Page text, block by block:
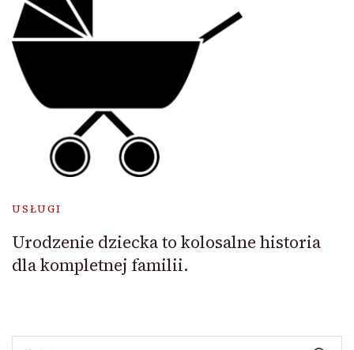
USŁUGI
Urodzenie dziecka to kolosalne historia
dla kompletnej familii.